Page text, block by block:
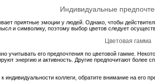
Индивидуальные
приятные эмоции у людей. Однако, чтобы
и символику, поэтому выбор цветов следует
Цветовая гамма
учитывать его предпочтения по цветовой гамме.
энергию и активность. Другие предпочитают более
индивидуальности коллеги, обратите внимание на его